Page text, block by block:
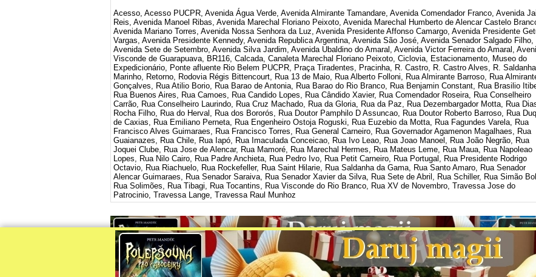
Acesso, Acesso PUCPR, Avenida Água Verde, Avenida Almirante Tamandare, Avenida Comendador Franco, Avenida
Reis, Avenida Manoel Ribas, Avenida Marechal Floriano Peixoto, Avenida Marechal Humberto de Alencar Castelo
Avenida Mariano Torres, Avenida Nossa Senhora da Luz, Avenida Presidente Affonso Camargo, Avenida Presidente
Vargas, Avenida Presidente Kennedy, Avenida Republica Argentina, Avenida São José, Avenida Senador Salgado Filho,
Avenida Sete de Setembro, Avenida Silva Jardim, Avenida Ubaldino do Amaral, Avenida Victor Ferreira do Amaral,
Visconde de Guarapuava, BR116, Calcada, Canaleta Marechal Floriano Peixoto, Ciclovia, Estacionamento, Museo do
Expedicionário, Ponte afluente Rio Belem PUCPR, Praça Tiradentes, Pracinha, R. Castro, R. Castro Alves, R. Saldanha
Marinho, Retorno, Rodovia Régis Bittencourt, Rua 13 de Maio, Rua Alberto Folloni, Rua Almirante Barroso, Rua
Gonçalves, Rua Atilio Borio, Rua Barao de Antonia, Rua Barao do Rio Branco, Rua Benjamin Constant, Rua Brasilio
Rua Buenos Aires, Rua Camoes, Rua Candido Lopes, Rua Cândido Xavier, Rua Comendador Roseira, Rua Conselheiro
Carrão, Rua Conselheiro Laurindo, Rua Cruz Machado, Rua da Gloria, Rua da Paz, Rua Dezembargador Motta, Rua
Rocha Filho, Rua do Herval, Rua dos Bororós, Rua Doutor Pamphilo D Assuncao, Rua Doutor Roberto Barroso, Rua
de Caxias, Rua Emiliano Perneta, Rua Engenheiro Ostoja Roguski, Rua Euzebio da Motta, Rua Fagundes Varela, Rua
Francisco Alves Guimaraes, Rua Francisco Torres, Rua General Carneiro, Rua Governador Agamenon Magalhaes, Rua
Guaianazes, Rua Chile, Rua Iapó, Rua Imaculada Conceicao, Rua Ivo Leao, Rua Joao Manoel, Rua João Negrão, Rua
Joquei Clube, Rua Jose de Alencar, Rua Mamoré, Rua Marechal Hermes, Rua Mateus Leme, Rua Maua, Rua Napoleao
Lopes, Rua Nilo Cairo, Rua Padre Anchieta, Rua Pedro Ivo, Rua Petit Carneiro, Rua Portugal, Rua Presidente Rodrigo
Octavio, Rua Riachuelo, Rua Rockefeller, Rua Saint Hilarie, Rua Saldanha da Gama, Rua Santo Amaro, Rua Senador
Alencar Guimaraes, Rua Senador Saraiva, Rua Senador Xavier da Silva, Rua Sete de Abril, Rua Schiller, Rua Simão
Rua Solimões, Rua Tibagi, Rua Tocantins, Rua Visconde do Rio Branco, Rua XV de Novembro, Travessa Jose do
Patrocinio, Travessa Lange, Travessa Raul Munhoz